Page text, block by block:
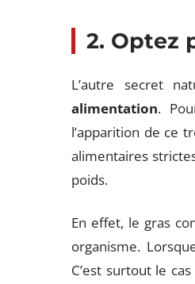
2. Optez
L’autre secret
alimentation.
l’apparition de ce
alimentaires
poids.
En effet, le gras
organisme.
C’est surtout le